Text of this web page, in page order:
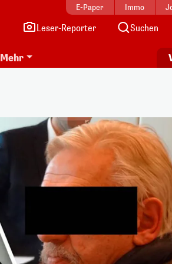
E-Paper Immo
Leser-Reporter Suchen
Mehr